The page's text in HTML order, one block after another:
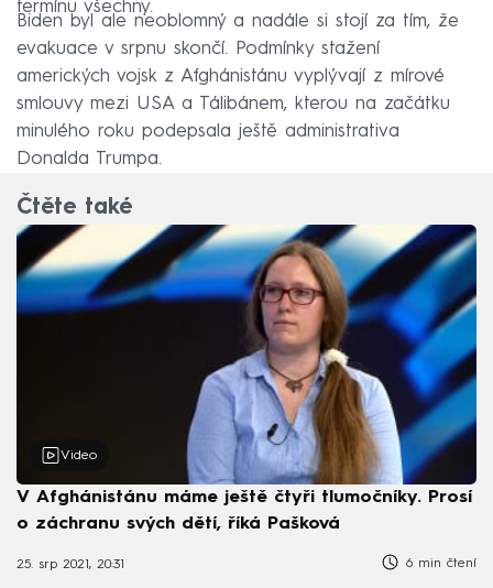
termínu všechny.
Biden byl ale neoblomný a nadále si stojí za tím, že
evakuace v srpnu skončí. Podmínky stažení
amerických vojsk z Afghánistánu vyplývají z mírové
smlouvy mezi USA a Tálibánem, kterou na začátku
minulého roku podepsala ještě administrativa
Donalda Trumpa.
Čtěte také
Video
V Afghánistánu máme ještě čtyři tlumočníky. Prosí
o záchranu svých dětí, říká Pašková
25. srp 2021, 20:31 6 min čtení